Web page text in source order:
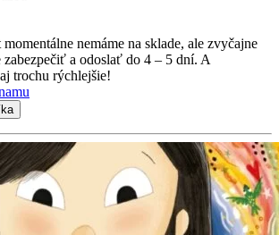
nemáme na sklade, ale zvyčajne
zabezpečiť a odoslať do 4 – 5 dní. A
trochu rýchlejšie!